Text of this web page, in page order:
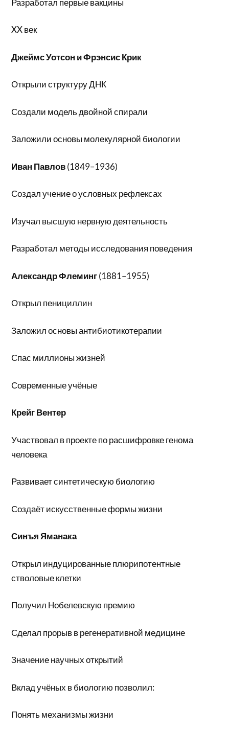
XX век
Джеймс Уотсон и Фрэнсис Крик
Открыли структуру ДНК
Создали модель двойной спирали
Заложили основы молекулярной биологии
Иван Павлов(1849–1936)
Создал учение о условных рефлексах
Изучал высшую нервную деятельность
Разработал методы исследования поведения
Александр Флеминг(1881–1955)
Открыл пенициллин
Заложил основы антибиотикотерапии
Спас миллионы жизней
Современные учёные
Крейг Вентер
Участвовал в проекте по расшифровке генома
человека
Развивает синтетическую биологию
Создаёт искусственные формы жизни
Синъя Яманака
Открыл индуцированные плюрипотентные
стволовые клетки
Получил Нобелевскую премию
Сделал прорыв в регенеративной медицине
Значение научных открытий
Вклад учёных в биологию позволил:
Понять механизмы жизни